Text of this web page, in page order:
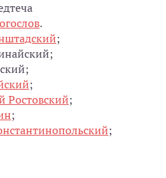
.
;
;
Ростовский;
;
;